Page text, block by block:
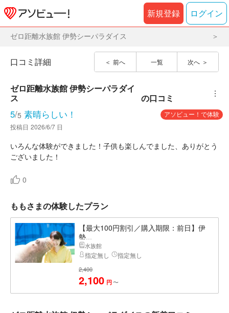
新規登録 ログイン
ゼロ距離水族館 伊勢シーパラダイス
前へ 一覧 次へ
口コミ詳細
ゼロ距離水族館 伊勢シーパラダイ
ス
の口コミ ︙
5/5 素晴らしい！
アソビュー！で体験
投稿日 2026/6/7 日
いろんな体験ができました！子供も楽しんでました、ありがとう
ございました！
0
ももさまの体験したプラン
【最大100円割引／購入期限：前日】伊
勢...
水族館
指定無し 指定無し
2,400
2,100 円 〜